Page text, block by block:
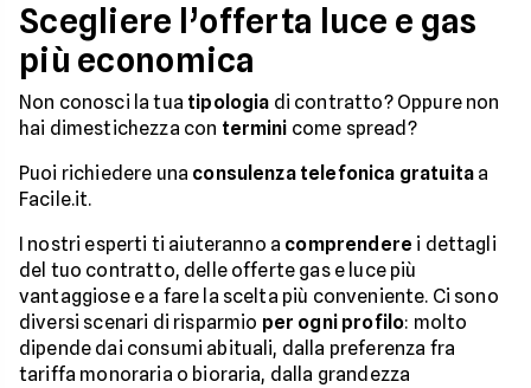
Scegliere l’offerta luce e gas
più economica
Non conosci la tua tipologia di contratto? Oppure non
hai dimestichezza con termini come spread?
Puoi richiedere una consulenza telefonica gratuita a
Facile.it.
I nostri esperti ti aiuteranno a comprendere i dettagli
del tuo contratto, delle offerte gas e luce più
vantaggiose e a fare la scelta più conveniente. Ci sono
diversi scenari di risparmio per ogni profilo: molto
dipende dai consumi abituali, dalla preferenza fra
tariffa monoraria o bioraria, dalla grandezza